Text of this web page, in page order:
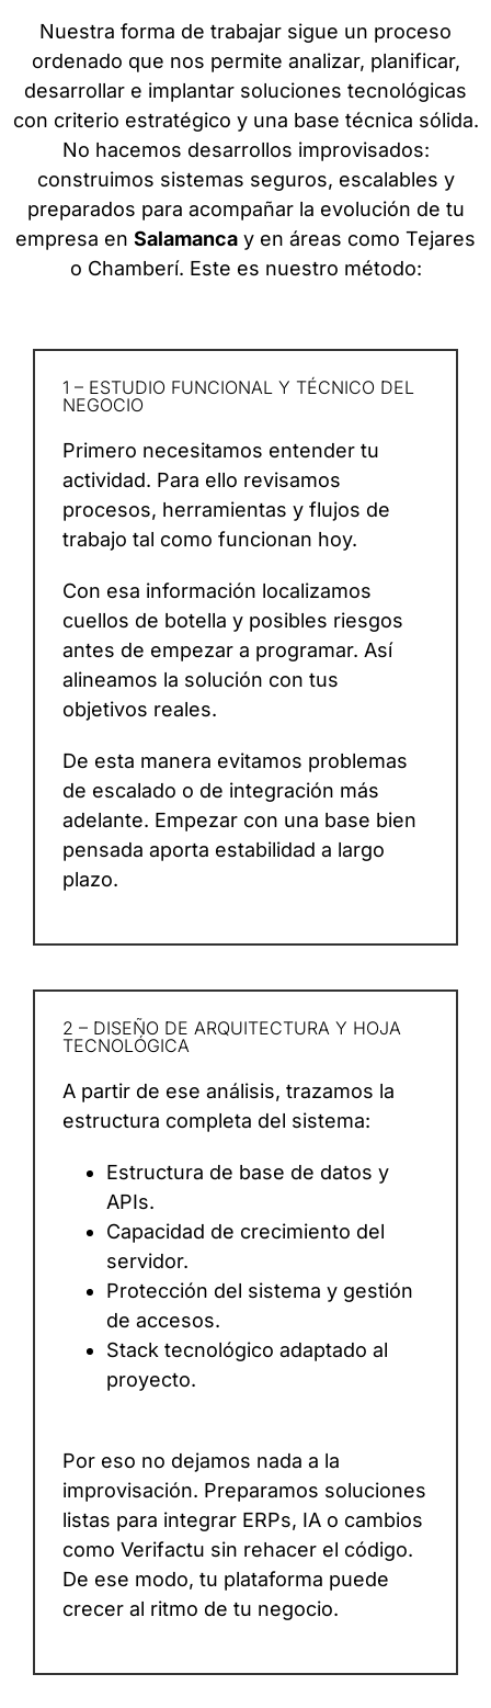
Nuestra forma de trabajar sigue un proceso
ordenado que nos permite analizar, planificar,
desarrollar e implantar soluciones tecnológicas
con criterio estratégico y una base técnica sólida.
No hacemos desarrollos improvisados:
construimos sistemas seguros, escalables y
preparados para acompañar la evolución de tu
empresa en Salamanca y en áreas como Tejares
o Chamberí. Este es nuestro método:
1 – ESTUDIO FUNCIONAL Y TÉCNICO DEL
NEGOCIO
Primero necesitamos entender tu
actividad. Para ello revisamos
procesos, herramientas y flujos de
trabajo tal como funcionan hoy.
Con esa información localizamos
cuellos de botella y posibles riesgos
antes de empezar a programar. Así
alineamos la solución con tus
objetivos reales.
De esta manera evitamos problemas
de escalado o de integración más
adelante. Empezar con una base bien
pensada aporta estabilidad a largo
plazo.
2 – DISEÑO DE ARQUITECTURA Y HOJA
TECNOLÓGICA
A partir de ese análisis, trazamos la
estructura completa del sistema:
Estructura de base de datos y
APIs.
Capacidad de crecimiento del
servidor.
Protección del sistema y gestión
de accesos.
Stack tecnológico adaptado al
proyecto.
Por eso no dejamos nada a la
improvisación. Preparamos soluciones
listas para integrar ERPs, IA o cambios
como Verifactu sin rehacer el código.
De ese modo, tu plataforma puede
crecer al ritmo de tu negocio.